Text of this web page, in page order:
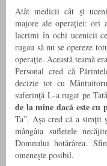
Atât medicii cât şi
majore ale operaţiei: ori
lacrimi în ochi ucenicii
rugau să nu se opereze
operaţie. Această teamă
Personal cred că
decizie tot cu
suferinţă L-a rugat pe
de la mine dacă este cu
Ta”. Aşa cred că a simţit
mângâia sufletele
Domnului hotărârea.
omeneşte posibil.